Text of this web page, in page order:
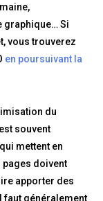
graphique… Si
vous trouverez
en poursuivant la
du
souvent
mettent en
pages doivent
apporter des
généralement